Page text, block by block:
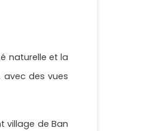
naturelle et la
des vues
village de Ban